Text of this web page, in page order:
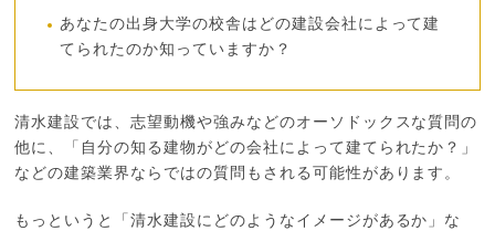
あなたの出身大学の校舎はどの建設会社によって建
てられたのか知っていますか？
清水建設では、志望動機や強みなどのオーソドックスな質問の
他に、「自分の知る建物がどの会社によって建てられたか？」
などの建築業界ならではの質問もされる可能性があります。
もっというと「清水建設にどのようなイメージがあるか」な